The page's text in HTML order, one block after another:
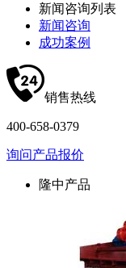
新闻咨询列表
新闻咨询
成功案例
销售热线
400-658-0379
询问产品报价
隆中产品